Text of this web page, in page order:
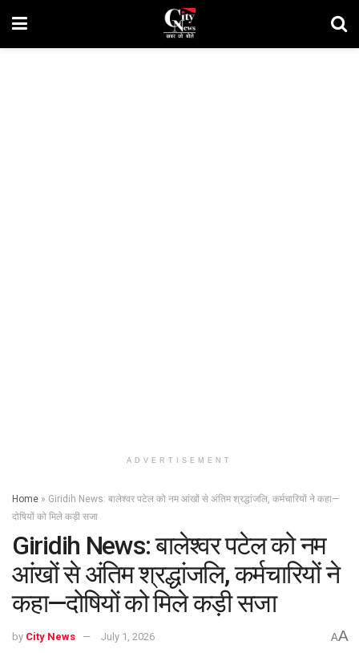
ADVERTISEMENT
Home » Giridih News: बालेश्वर पटेल को नम आंखों से अंतिम श्रद्धांजलि, कर्मचारियों ने कहा—
दोषियों को मिले कड़ी सजा
Giridih News: बालेश्वर पटेल को नम
आंखों से अंतिम श्रद्धांजलि, कर्मचारियों ने
कहा—दोषियों को मिले कड़ी सजा
by City News July 1, 2026 AA